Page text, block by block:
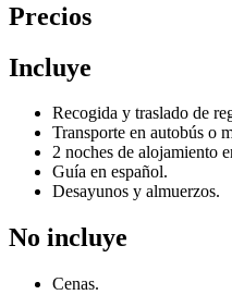
Precios
Incluye
Recogida y traslado de
Transporte en autobús o
2 noches de alojamiento
Guía en español.
Desayunos y almuerzos.
No incluye
Cenas.